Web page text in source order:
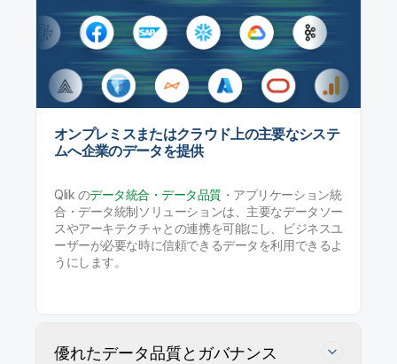
オンプレミスまたはクラウド上の主要なシステ
ムへ企業のデータを提供
Qlik のデータ統合・データ品質・アプリケーション統
合・データ統制ソリューションは、主要なデータソー
スやアーキテクチャとの連携を可能にし、ビジネスユ
ーザーが必要な時に信頼できるデータを利用できるよ
うにします。
優れたデータ品質とガバナンス